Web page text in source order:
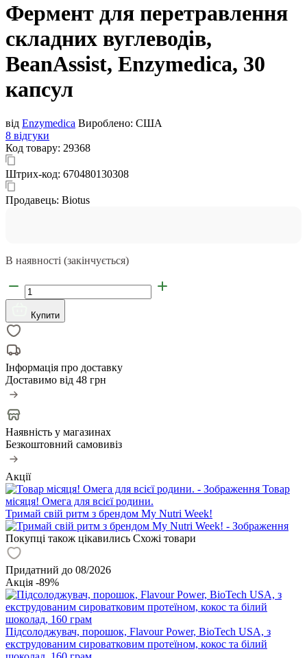
Фермент для перетравлення
складних вуглеводів,
BeanAssist, Enzymedica, 30
капсул
від Enzymedica Вироблено: США
8 відгуки
Код товару: 29368
Штрих-код: 670480130308
Продавець: Biotus
В наявності (закінчується)
Купити
Інформація про доставку
Доставимо від 48 грн
Наявність у магазинах
Безкоштовний самовивіз
Акції
Товар
місяця! Омега для всієї родини.
Тримай свій ритм з брендом My Nutri Week!
Покупці також цікавились Схожі товари
Придатний до 08/2026
Акція -89%
Підсолоджувач, порошок, Flavour Power, BioTech USA, з
екструдованим сироватковим протеїном, кокос та білий